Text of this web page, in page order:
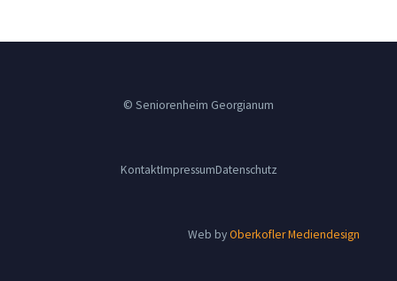
© Seniorenheim Georgianum
KontaktImpressumDatenschutz
Web byOberkofler Mediendesign